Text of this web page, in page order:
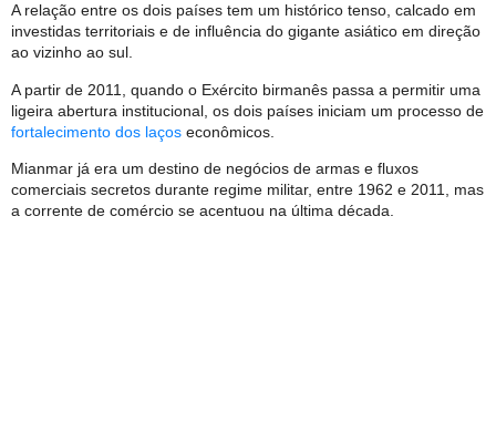
A relação entre os dois países tem um histórico tenso, calcado em
investidas territoriais e de influência do gigante asiático em direção
ao vizinho ao sul.
A partir de 2011, quando o Exército birmanês passa a permitir uma
ligeira abertura institucional, os dois países iniciam um processo de
fortalecimento dos laços econômicos.
Mianmar já era um destino de negócios de armas e fluxos
comerciais secretos durante regime militar, entre 1962 e 2011, mas
a corrente de comércio se acentuou na última década.